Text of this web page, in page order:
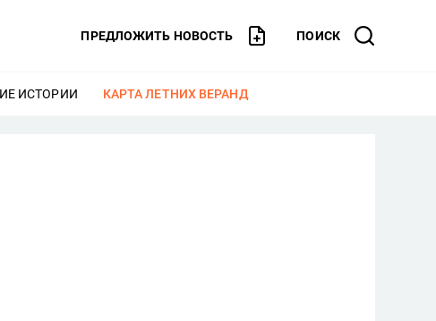
ПРЕДЛОЖИТЬ НОВОСТЬ ПОИСК
ИСТОРИИ ЕЩЕ
КАРТА ЛЕТНИХ ВЕРАНД